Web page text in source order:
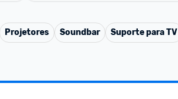
Projetores Soundbar Suporte para TV